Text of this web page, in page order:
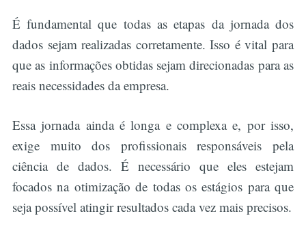
É fundamental que todas as etapas da jornada dos
dados sejam realizadas corretamente. Isso é vital para
que as informações obtidas sejam direcionadas para as
reais necessidades da empresa.
Essa jornada ainda é longa e complexa e, por isso,
exige muito dos profissionais responsáveis pela
ciência de dados. É necessário que eles estejam
focados na otimização de todas os estágios para que
seja possível atingir resultados cada vez mais precisos.